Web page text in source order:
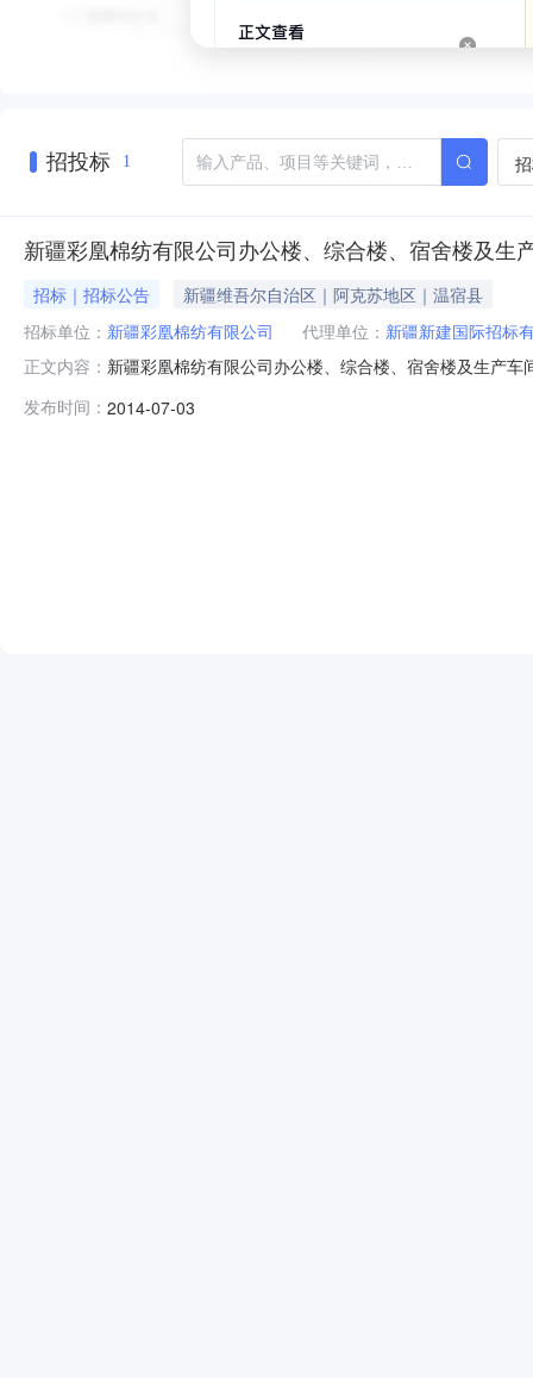
招投标 1
新疆彩凰棉纺有限公司办公楼、综合楼、宿舍楼及生
招标｜招标公告
新疆维吾尔自治区｜阿克苏地区｜温宿县
招标单位： 新疆彩凰棉纺有限公司 代理单位： 新疆新建国际招标
正文内容： 新疆彩凰棉纺有限公司办公楼、综合楼、宿舍楼及生产
理招标工程投资额(万元)：0企业注册资本(万元)：无要
发布时间： 2014-07-03